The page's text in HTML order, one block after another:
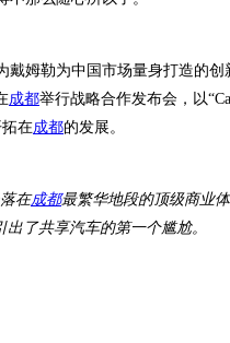
戴姆勒为中国市场量身打造的创
成都举行战略合作发布会，以“
在成都的发展。
在成都最繁华地段的顶级商业
了共享汽车的第一个尴尬。